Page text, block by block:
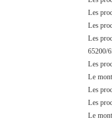
Les
Les
Les
65200/
Les
Le
Les
Les
Le